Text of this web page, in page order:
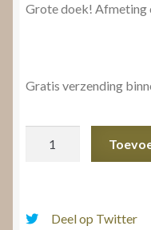
Grote doek! Afmeting
Gratis verzending
Deel op Twitter